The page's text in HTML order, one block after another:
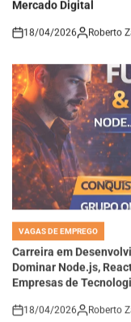
on
IN
VAGAS DE EMPREGO
Carreira em
Dominar Node.js,
Empresas de
18/04/2026 Roberto